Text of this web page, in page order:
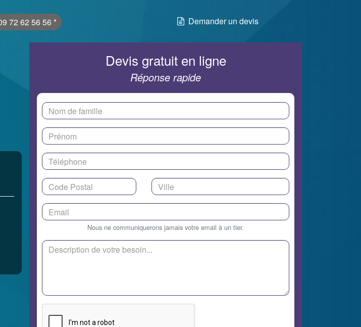
72 62 56 56 * Demander un devis
Devis gratuit en ligne
Réponse rapide
Nous ne communiquerons jamais votre email à un tier.